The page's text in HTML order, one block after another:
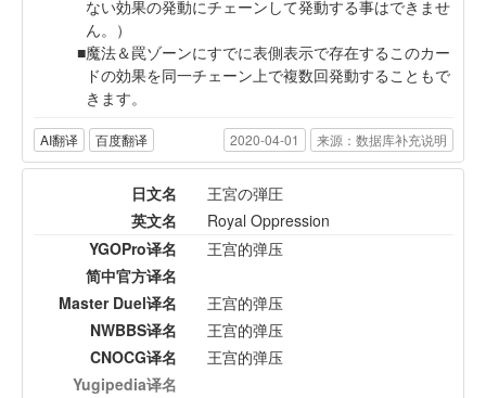
ない効果の発動にチェーンして発動する事はできませ
ん。）
魔法＆罠ゾーンにすでに表側表示で存在するこのカー
ドの効果を同一チェーン上で複数回発動することもで
きます。
AI翻译 百度翻译 2020-04-01 来源：数据库补充说明
日文名
王宮の弾圧
英文名
Royal Oppression
YGOPro译名
王宫的弹压
简中官方译名
Master Duel译名
王宫的弹压
NWBBS译名
王宫的弹压
CNOCG译名
王宫的弹压
Yugipedia译名